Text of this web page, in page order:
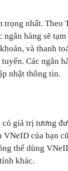
trọng nhất. Theo
hàng sẽ
và thanh
Các ngân
nhật thông tin.
giá trị tương
của bạn
thể dùng
khác.